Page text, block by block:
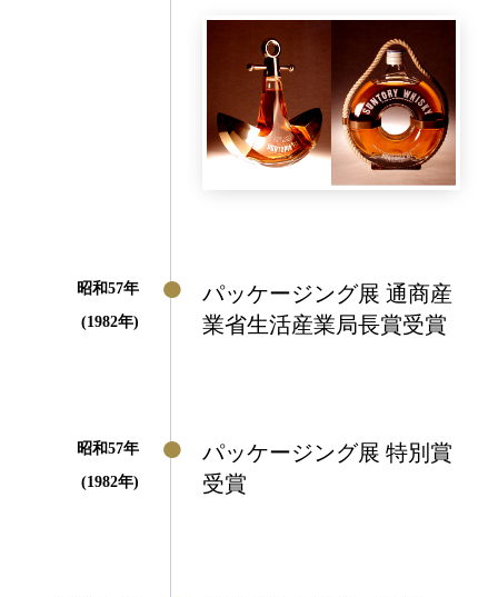
昭和57年
(1982年)
パッケージング展 通商産
業省生活産業局長賞受賞
昭和57年
(1982年)
パッケージング展 特別賞
受賞